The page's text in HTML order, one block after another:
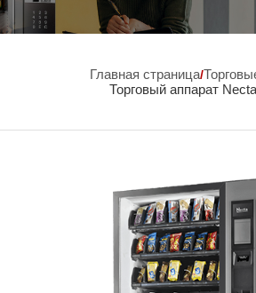
Главная страница/
Торговый аппарат